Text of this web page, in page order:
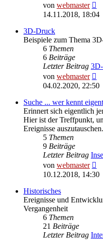
von webmaster
14.11.2018, 18:04
3D-Druck
Beispiele zum Thema
6 Themen
6 Beiträge
Letzter Beitrag
von webmaster
04.02.2020, 22:50
Suche ... wer kennt
Erinnert sich eigentlich
Hier ist der Treffpunkt,
Ereignisse auszutauschen.
5 Themen
9 Beiträge
Letzter Beitrag
von webmaster
10.12.2018, 14:30
Historisches
Ereignisse und
Vergangenheit
6 Themen
21 Beiträge
Letzter Beitrag